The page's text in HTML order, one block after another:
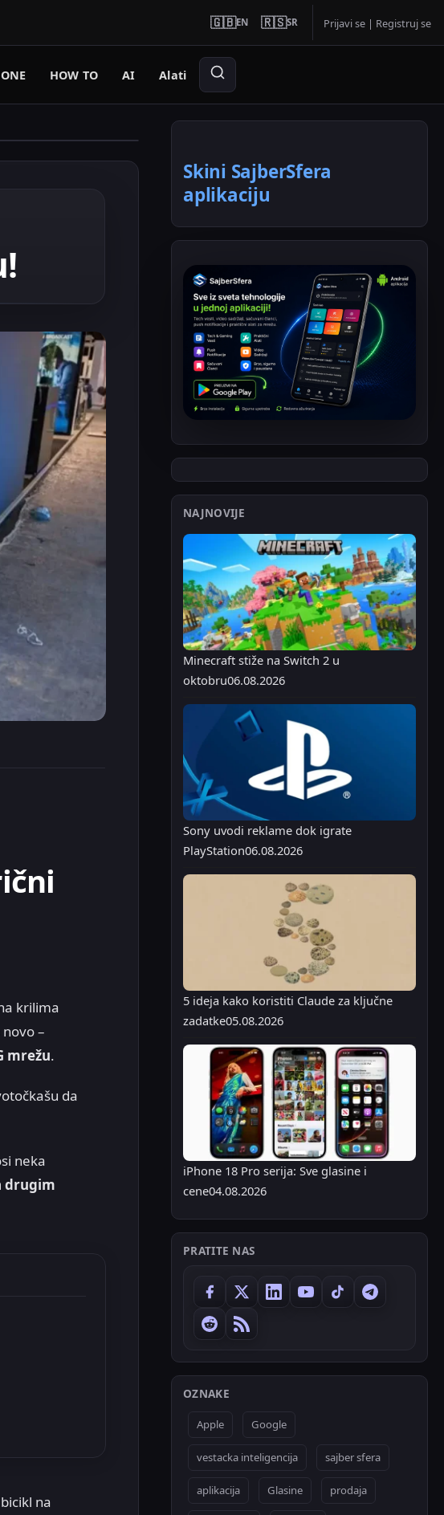
🇬🇧EN 🇷🇸SR Prijavi se | Registruj se
HOW TO AI Alati
krilima
–
mrežu.
da
neka
drugim
na
Skini SajberSfera
aplikaciju
NAJNOVIJE
Minecraft stiže na Switch 2 u
oktobru06.08.2026
Sony uvodi reklame dok igrate
PlayStation06.08.2026
5 ideja kako koristiti Claude za ključne
zadatke05.08.2026
iPhone 18 Pro serija: Sve glasine i
cene04.08.2026
PRATITE NAS
OZNAKE
Apple Google
vestacka inteligencija sajber sfera
aplikacija Glasine prodaja